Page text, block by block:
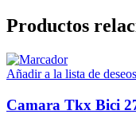
Productos
Añadir a la lista de deseos
Camara Tkx Bici